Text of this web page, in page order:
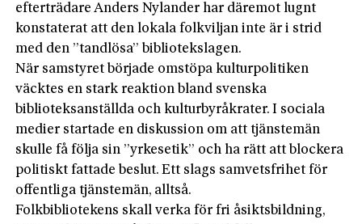
efterträdare Anders Nylander har däremot lugnt
konstaterat att den lokala folkviljan inte är i strid
med den ”tandlösa” bibliotekslagen.
När samstyret började omstöpa kulturpolitiken
väcktes en stark reaktion bland svenska
biblioteksanställda och kulturbyråkrater. I sociala
medier startade en diskussion om att tjänstemän
skulle få följa sin ”yrkesetik” och ha rätt att blockera
politiskt fattade beslut. Ett slags samvetsfrihet för
offentliga tjänstemän, alltså.
Folkbibliotekens skall verka för fri åsiktsbildning,